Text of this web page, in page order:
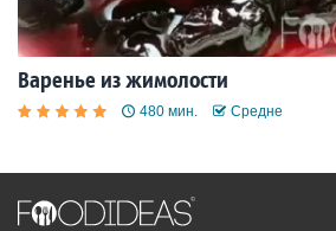
Варенье из жимолости
480 мин. Средне